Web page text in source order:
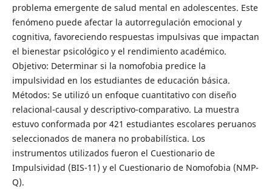
problema emergente de salud mental en adolescentes. Este
fenómeno puede afectar la autorregulación emocional y
cognitiva, favoreciendo respuestas impulsivas que impactan
el bienestar psicológico y el rendimiento académico.
Objetivo: Determinar si la nomofobia predice la
impulsividad en los estudiantes de educación básica.
Métodos: Se utilizó un enfoque cuantitativo con diseño
relacional-causal y descriptivo-comparativo. La muestra
estuvo conformada por 421 estudiantes escolares peruanos
seleccionados de manera no probabilística. Los
instrumentos utilizados fueron el Cuestionario de
Impulsividad (BIS-11) y el Cuestionario de Nomofobia (NMP-
Q).